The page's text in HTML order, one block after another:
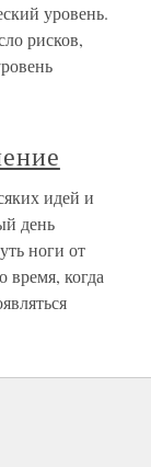
уровень.
рисков,
идей и
день
ноги от
время, когда